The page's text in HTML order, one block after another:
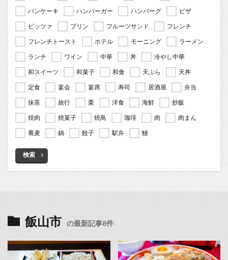
パンケーキ
ハンバーガー ハンバーグ
ピザ
ピッツァ
プリン フルーツサンド
フレンチ
フレンチトースト
ホテル モーニング
ラーメン
ランチ
ワイン 中華 丼
冷やし中華
和スイーツ
和菓子 和食 天ぷら
天丼
定食
宴会 宴席 寿司 居酒屋
弁当
抹茶
旅行 栗 洋食 海鮮
炒飯
焼肉
焼菓子 焼鳥 珈琲 肉
肉まん
蕎麦
鍋 餃子 駅弁 鰻
検索
飯山市 の最新記事8件